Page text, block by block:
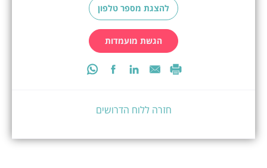
להצגת מספר טלפון
הגשת מועמדות
חזרה ללוח הדרושים